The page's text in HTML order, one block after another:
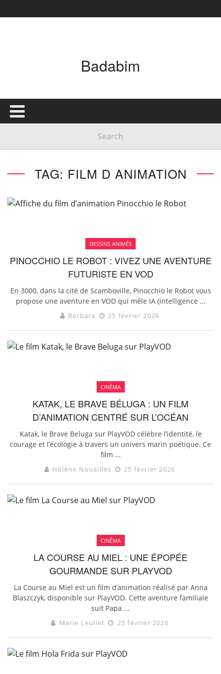
Badabim
TAG: FILM D ANIMATION
DESSINS ANIMÉS
PINOCCHIO LE ROBOT : VIVEZ UNE AVENTURE
FUTURISTE EN VOD
En 3000, dans la cité de Scamboville, Pinocchio le Robot vous
propose une aventure en VOD qui mêle IA (intelligence ...
Barbara 25 février 2026
CINÉMA
KATAK, LE BRAVE BÉLUGA : UN FILM
D’ANIMATION CENTRÉ SUR L’OCÉAN
Katak, le Brave Beluga sur PlayVOD célèbre l’identité, le
courage et l’écologie à travers un univers marin poétique. Ce
film ...
Hélène Nouailles 25 février 2026
CINÉMA
LA COURSE AU MIEL : UNE ÉPOPÉE
GOURMANDE SUR PLAYVOD
La Course au Miel est un film d’animation réalisé par Anna
Blaszczyk, disponible sur PlayVOD. Cette aventure familiale
suit Papa ...
Marie Leuliet 25 février 2026